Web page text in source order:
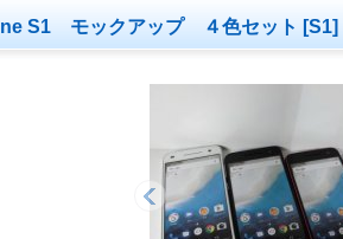
S1 モックアップ ４色セット [S1]